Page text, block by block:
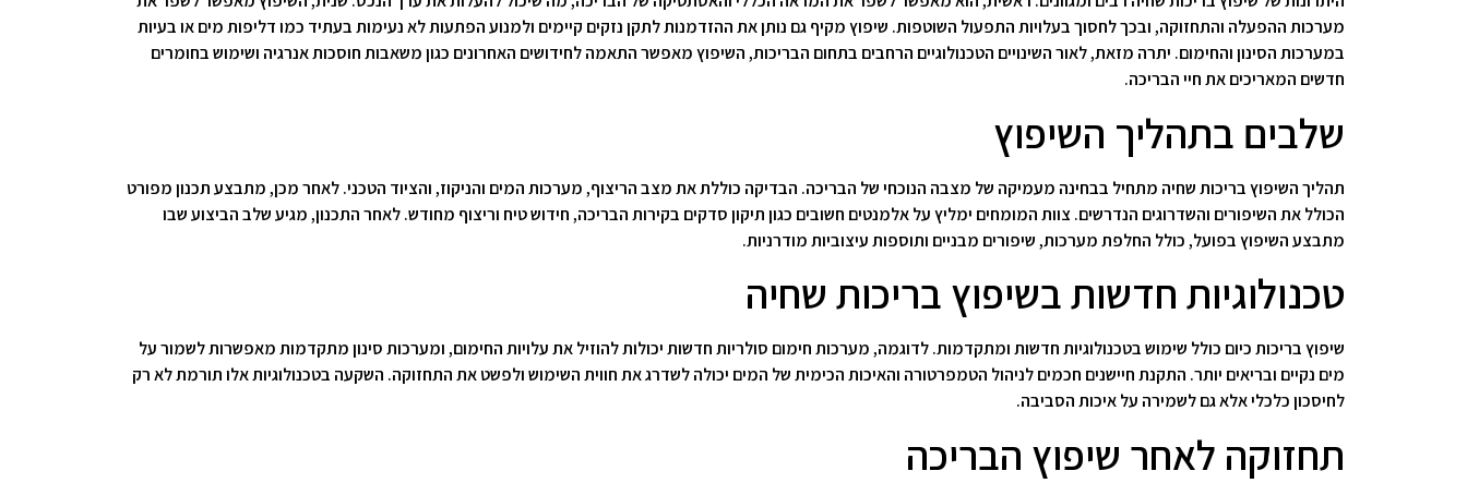
מערכות ההפעלה והתחזוקה, ובכך לחסוך בעלויות התפעול השוטפות. שיפוץ מקיף גם נותן את ההזדמנות לתקן נזקים קיימים ולמנוע הפתעות לא נעימות בעתיד כמו דליפות מים או בעיות
במערכות הסינון והחימום. יתרה מזאת, לאור השינויים הטכנולוגיים הרחבים בתחום הבריכות, השיפוץ מאפשר התאמה לחידושים האחרונים כגון משאבות חוסכות אנרגיה ושימוש בחומרים
חדשים המאריכים את חיי הבריכה.
שלבים בתהליך השיפוץ
תהליך השיפוץ בריכות שחיה מתחיל בבחינה מעמיקה של מצבה הנוכחי של הבריכה. הבדיקה כוללת את מצב הריצוף, מערכות המים והניקוז, והציוד הטכני. לאחר מכן, מתבצע תכנון מפורט
הכולל את השיפורים והשדרוגים הנדרשים. צוות המומחים ימליץ על אלמנטים חשובים כגון תיקון סדקים בקירות הבריכה, חידוש טיח וריצוף מחודש. לאחר התכנון, מגיע שלב הביצוע שבו
מתבצע השיפוץ בפועל, כולל החלפת מערכות, שיפורים מבניים ותוספות עיצוביות מודרניות.
טכנולוגיות חדשות בשיפוץ בריכות שחיה
שיפוץ בריכות כיום כולל שימוש בטכנולוגיות חדשות ומתקדמות. לדוגמה, מערכות חימום סולריות חדשות יכולות להוזיל את עלויות החימום, ומערכות סינון מתקדמות מאפשרות לשמור על
מים נקיים ובריאים יותר. התקנת חיישנים חכמים לניהול הטמפרטורה והאיכות הכימית של המים יכולה לשדרג את חווית השימוש ולפשט את התחזוקה. השקעה בטכנולוגיות אלו תורמת לא רק
לחיסכון כלכלי אלא גם לשמירה על איכות הסביבה.
תחזוקה לאחר שיפוץ הבריכה